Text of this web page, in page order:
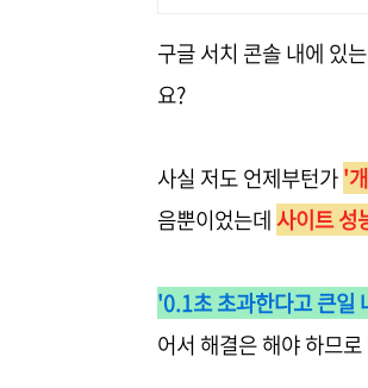
구글 서치 콘솔 내에 있는
요?
사실 저도 언제부턴가'
음뿐이었는데사이트 성
'0.1초 초과한다고 큰일
어서 해결은 해야 하므